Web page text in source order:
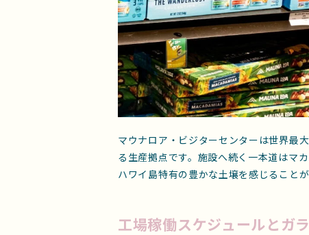
マウナロア・ビジターセンターは世界最
る生産拠点です。施設へ続く一本道はマ
ハワイ島特有の豊かな土壌を感じることが
工場稼働スケジュールとガ